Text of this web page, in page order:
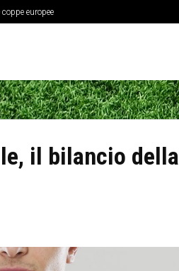
europee
il bilancio della